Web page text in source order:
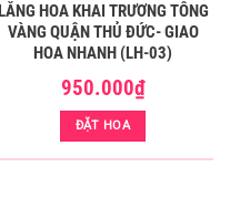
LẴNG HOA KHAI TRƯƠNG TÔNG
VÀNG QUẬN THỦ ĐỨC- GIAO
HOA NHANH (LH-03)
950.000₫
ĐẶT HOA